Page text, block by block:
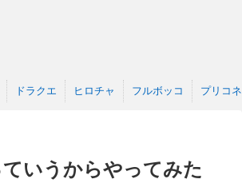
ドラクエ ヒロチャ フルボッコ プリコネ
いうからやってみた